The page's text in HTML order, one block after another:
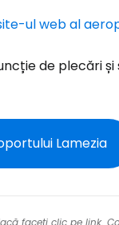
ul web al
de plecări și
Lamezia
faceți clic pe link.